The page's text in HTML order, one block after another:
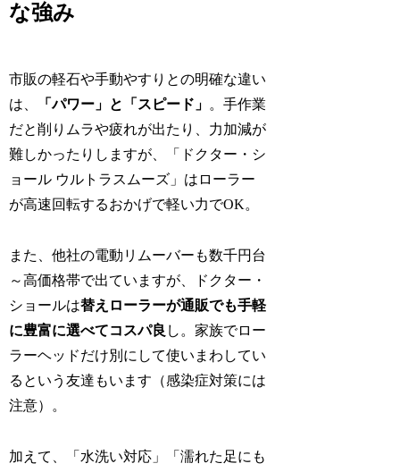
な強み
市販の軽石や手動やすりとの明確な違い
は、
「パワー」と「スピード」 。手作業
だと削りムラや疲れが出たり、力加減が
難しかったりしますが、「ドクター・シ
ョール ウルトラスムーズ」はローラー
が高速回転するおかげで軽い力でOK。
また、他社の電動リムーバーも数千円台
～高価格帯で出ていますが、ドクター・
ショールは替えローラーが通販でも手軽
に豊富に選べてコスパ良 し。家族でロー
ラーヘッドだけ別にして使いまわしてい
るという友達もいます（感染症対策には
注意）。
加えて、「水洗い対応」「濡れた足にも